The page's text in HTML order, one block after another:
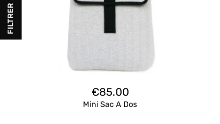
FILTRER
€85.00
Mini Sac A Dos